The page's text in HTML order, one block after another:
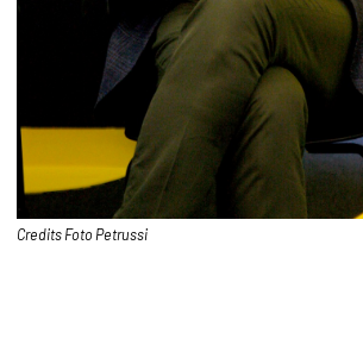
Credits Foto Petrussi